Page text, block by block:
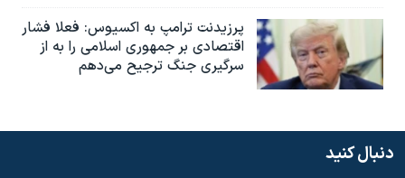
پرزیدنت ترامپ به اکسیوس: فعلا فشار
اقتصادی بر جمهوری اسلامی را به از
سرگیری جنگ ترجیح می‌دهم
دنبال کنید